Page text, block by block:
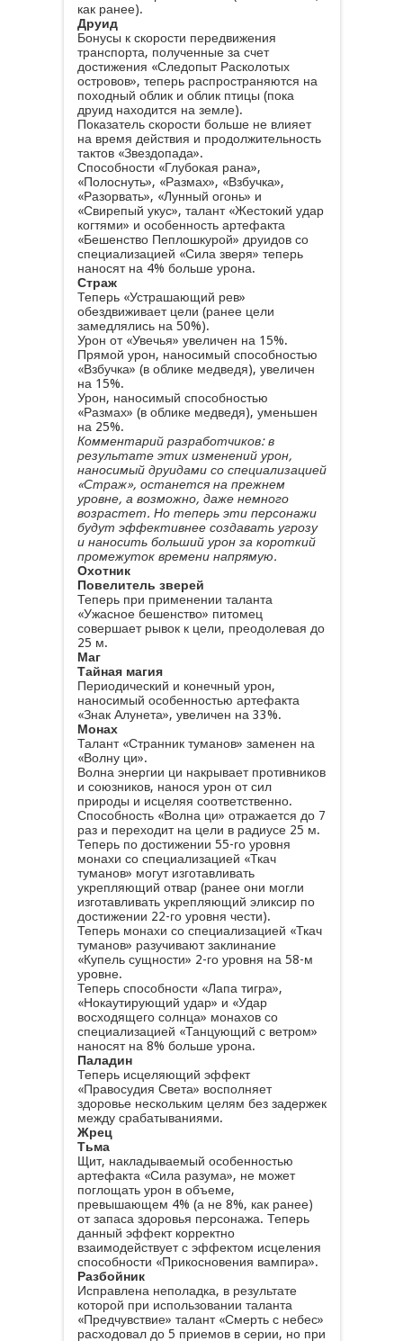
как ранее).
Друид
Бонусы к скорости передвижения
транспорта, полученные за счет
достижения «Следопыт Расколотых
островов», теперь распространяются на
походный облик и облик птицы (пока
друид находится на земле).
Показатель скорости больше не влияет
на время действия и продолжительность
тактов «Звездопада».
Способности «Глубокая рана»,
«Полоснуть», «Размах», «Взбучка»,
«Разорвать», «Лунный огонь» и
«Свирепый укус», талант «Жестокий удар
когтями» и особенность артефакта
«Бешенство Пеплошкурой» друидов со
специализацией «Сила зверя» теперь
наносят на 4% больше урона.
Страж
Теперь «Устрашающий рев»
обездвиживает цели (ранее цели
замедлялись на 50%).
Урон от «Увечья» увеличен на 15%.
Прямой урон, наносимый способностью
«Взбучка» (в облике медведя), увеличен
на 15%.
Урон, наносимый способностью
«Размах» (в облике медведя), уменьшен
на 25%.
Комментарий разработчиков: в
результате этих изменений урон,
наносимый друидами со специализацией
«Страж», останется на прежнем
уровне, а возможно, даже немного
возрастет. Но теперь эти персонажи
будут эффективнее создавать угрозу
и наносить больший урон за короткий
промежуток времени напрямую.
Охотник
Повелитель зверей
Теперь при применении таланта
«Ужасное бешенство» питомец
совершает рывок к цели, преодолевая до
25 м.
Маг
Тайная магия
Периодический и конечный урон,
наносимый особенностью артефакта
«Знак Алунета», увеличен на 33%.
Монах
Талант «Странник туманов» заменен на
«Волну ци».
Волна энергии ци накрывает противников
и союзников, нанося урон от сил
природы и исцеляя соответственно.
Способность «Волна ци» отражается до 7
раз и переходит на цели в радиусе 25 м.
Теперь по достижении 55-го уровня
монахи со специализацией «Ткач
туманов» могут изготавливать
укрепляющий отвар (ранее они могли
изготавливать укрепляющий эликсир по
достижении 22-го уровня чести).
Теперь монахи со специализацией «Ткач
туманов» разучивают заклинание
«Купель сущности» 2-го уровня на 58-м
уровне.
Теперь способности «Лапа тигра»,
«Нокаутирующий удар» и «Удар
восходящего солнца» монахов со
специализацией «Танцующий с ветром»
наносят на 8% больше урона.
Паладин
Теперь исцеляющий эффект
«Правосудия Света» восполняет
здоровье нескольким целям без задержек
между срабатываниями.
Жрец
Тьма
Щит, накладываемый особенностью
артефакта «Сила разума», не может
поглощать урон в объеме,
превышающем 4% (а не 8%, как ранее)
от запаса здоровья персонажа. Теперь
данный эффект корректно
взаимодействует с эффектом исцеления
способности «Прикосновения вампира».
Разбойник
Исправлена неполадка, в результате
которой при использовании таланта
«Предчувствие» талант «Смерть с небес»
расходовал до 5 приемов в серии, но при